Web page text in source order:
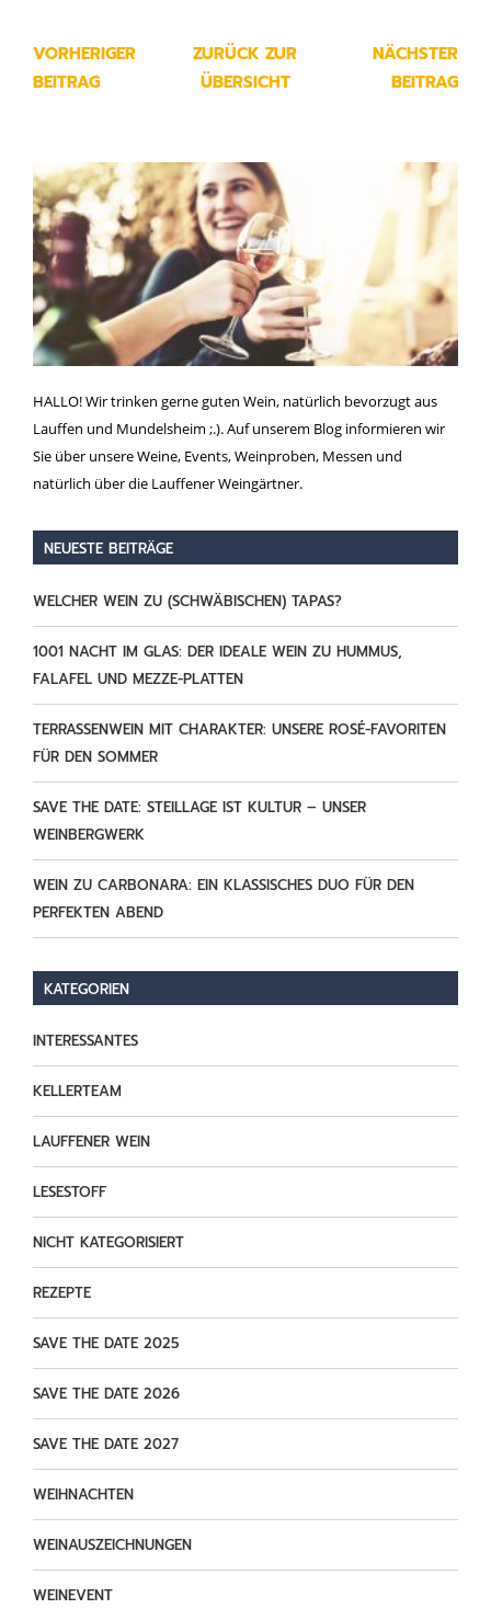
VORHERIGER
BEITRAG
ZURÜCK ZUR
ÜBERSICHT
NÄCHSTER
BEITRAG
HALLO! Wir trinken gerne guten Wein, natürlich bevorzugt aus
Lauffen und Mundelsheim ;.). Auf unserem Blog informieren wir
Sie über unsere Weine, Events, Weinproben, Messen und
natürlich über die Lauffener Weingärtner.
NEUESTE BEITRÄGE
WELCHER WEIN ZU (SCHWÄBISCHEN) TAPAS?
1001 NACHT IM GLAS: DER IDEALE WEIN ZU HUMMUS,
FALAFEL UND MEZZE-PLATTEN
TERRASSENWEIN MIT CHARAKTER: UNSERE ROSÉ-FAVORITEN
FÜR DEN SOMMER
SAVE THE DATE: STEILLAGE IST KULTUR – UNSER
WEINBERGWERK
WEIN ZU CARBONARA: EIN KLASSISCHES DUO FÜR DEN
PERFEKTEN ABEND
KATEGORIEN
INTERESSANTES
KELLERTEAM
LAUFFENER WEIN
LESESTOFF
NICHT KATEGORISIERT
REZEPTE
SAVE THE DATE 2025
SAVE THE DATE 2026
SAVE THE DATE 2027
WEIHNACHTEN
WEINAUSZEICHNUNGEN
WEINEVENT